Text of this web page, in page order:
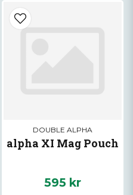
DOUBLE ALPHA
alpha XI Mag Pouch
595 kr